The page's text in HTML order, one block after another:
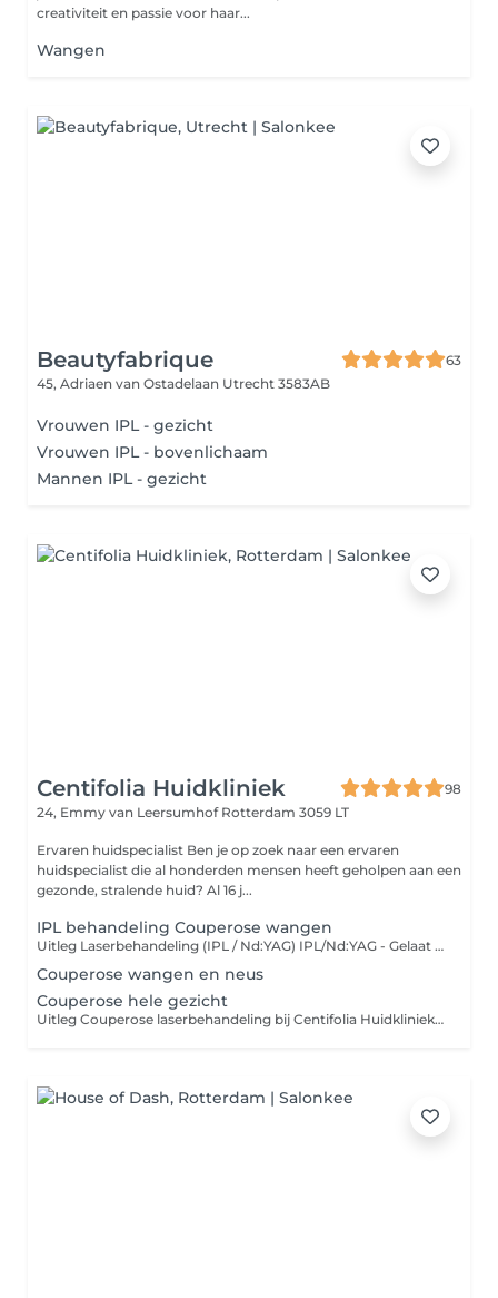
creativiteit en passie voor haar...
Wangen
Beautyfabrique
63
45, Adriaen van Ostadelaan Utrecht 3583AB
Vrouwen IPL - gezicht
Vrouwen IPL - bovenlichaam
Mannen IPL - gezicht
Centifolia Huidkliniek
98
24, Emmy van Leersumhof Rotterdam 3059 LT
Ervaren huidspecialist Ben je op zoek naar een ervaren
huidspecialist die al honderden mensen heeft geholpen aan een
gezonde, stralende huid? Al 16 j...
IPL behandeling Couperose wangen
Uitleg Laserbehandeling (IPL / Nd:YAG) IPL/Nd:YAG - Gelaat (groot) - 150 Bij deze behandeling richten we ons op de kleine vaatjes in je huid met een IPL- of Nd:YAG-laser. De laser zorgt ervoor dat het bloed in de vaatjes stolt, waarna je lichaam de vaatjes op natuurlijke wijze opruimt. Zo vermindert de roodheid zichtbaar. Voordelen van de behandeling: Effectief resultaat: vaak minder roodheid en zichtbare vaatjes na 3 sessies. Veilig voor je huid: de laser richt zich alleen op de vaatjes, zonder de omliggende huid te beschadigen. Langdurig effect: resultaat kan tot wel 1 jaar zichtbaar blijven. Duur : een sessie duurt slechts 4055 minuten. Geschikt voor lichte huidtypes: huidtype 1, 2 en 3 (Fitzpatrick-model). Normale bijwerkingen: lichte zwelling of roodheid kan voorkomen en verdwijnt meestal binnen 24 dagen.
Couperose wangen en neus
Couperose hele gezicht
Uitleg Couperose laserbehandeling bij Centifolia Huidkliniek: IPL/Nd:YAG - Gelaat (groot) - 175 Laserbehandeling We laseren de vaatjes in je huid met een IPL-laser of Nd:YAG-laser. Het bloed gaat stollen, je lichaam ruimt ze op en vermindert de roodheid. Meest effectieve behandeling: minder roodheid en vaatjes na 3 sessies Huid beschadigt niet: de laser bestraalt alléén de vaatjes Langer resultaat: tot wel 1 jaar Aantal behandelingen: laseren duurt 50 tot 60 minuten Alleen geschikt voor een lichte huid: huidtype 1, 2 en 3 van het Fitzpatrick-model Zwelling en roodheid na behandeling: dit is normaal en verdwijnt binnen 2-4 dagen